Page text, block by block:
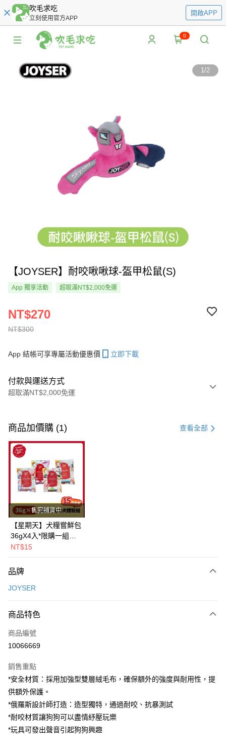
吹毛求吃
立刻使用官方APP
開啟APP
0
1/2
【JOYSER】耐咬啾啾球-盔甲松鼠(S)
App 獨享活動 超取滿NT$2,000免運
NT$300
NT$270
App 結帳可享專屬活動優惠價 立即下載
付款與運送方式
超取滿NT$2,000免運
信用卡一次付款
超商取貨付款
LINE Pay
Apple Pay
街口支付
悠遊付
Google Pay
AFTEE先享後付
相關說明
AFTEE先享後付是「在收到商品之後才付款」的支付方式。 讓您購物簡單
便利好安心！
２．便利：只要手機號碼，簡訊認證，即可結帳。
３．安心：先確認商品／服務後，再付款。
【「AFTEE先享後付」結帳流程】
結帳頁面，進行簡訊認證並確認金額後，即可完成結帳。
２．訂單成立數日內，您將收到繳費通知簡訊。
３．收到繳費通知簡訊後14天內，點擊此簡訊中的連結，可透過四大超商／
ATM／網路銀行／等多元方式進行付款，方視為交易完成。
※ 請注意：結帳手續完成當下不需立刻繳費，但若您需要取消訂單，請聯絡
購買商品的店家。未經商家同意取消之訂單仍視為有效，需透過AFTEE先享
運送方式
全家取貨付款
每筆NT$80，滿NT$2,000(含以上)免運費
付款後全家取貨
每筆NT$80，滿NT$2,000(含以上)免運費
7-11取貨付款
每筆NT$80，滿NT$2,000(含以上)免運費
商品加價購 (1) 查看全部
售完補貨中
【星期天】犬糧嘗鮮包
36gX4入*限購一組｜
鱈+鮭+牛+羊（效期
NT$15
品牌
JOYSER
商品特色
商品編號
10066669
銷售重點
*安全材質：採用加強型雙層絨毛布，確保額外的強度與耐用性，提
供額外保護。
*俄羅斯設計師打造：造型獨特，通過耐咬、抗暴測試
*耐咬材質讓狗狗可以盡情紓壓玩樂
*玩具可發出聲音引起狗狗興趣